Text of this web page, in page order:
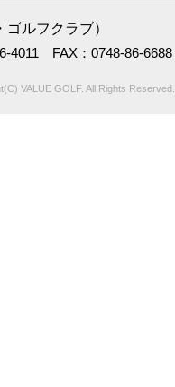
ルフクラブ）
4011 FAX：0748-86-6688
VALUE GOLF. All Rights Reserved.